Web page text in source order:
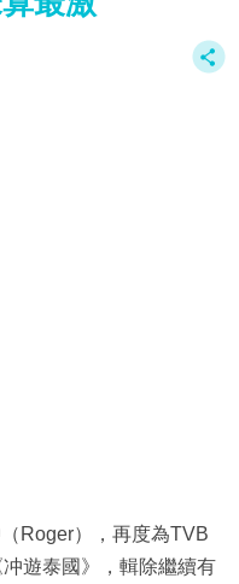
Roger），再度為TVB
遊泰國》，輯除繼續有